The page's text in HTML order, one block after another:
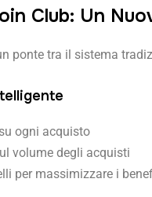
Club: Un
ponte tra il sistema
ogni acquisto
volume degli acquisti
per massimizzare i